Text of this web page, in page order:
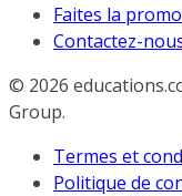
Faites la
Contactez-
© 2026
Group.
Termes et
Politique de